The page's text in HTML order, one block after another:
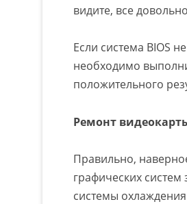
видите, все
Если система BIOS
необходимо
положительного
Ремонт
Правильно,
графических
системы